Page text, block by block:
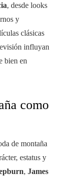
, desde looks
y
clásicas
influyan
bien en
como
de montaña
estatus y
, James